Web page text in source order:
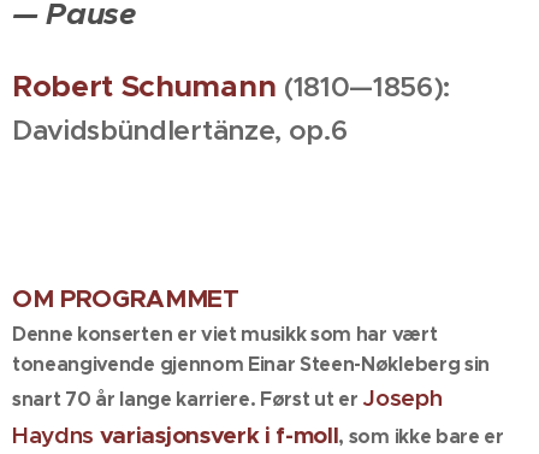
— Pause
Robert Schumann (1810—1856):
Davidsbündlertänze, op.6
OM PROGRAMMET
Denne konserten er viet musikk som har vært
toneangivende gjennom Einar Steen-Nøkleberg sin
snart 70 år lange karriere. Først ut er Joseph
Haydns variasjonsverk i f-moll, som ikke bare er